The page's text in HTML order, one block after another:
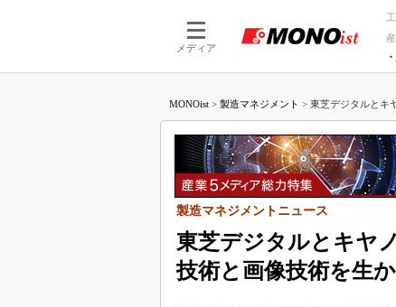
メディア
つながる工場
つながるサー
AI×設
MONOist > 製造マネジメント > 東芝デジタルとキ
東芝デジタルとキヤ
技術と画像技術を生
製造マネジメントニュース